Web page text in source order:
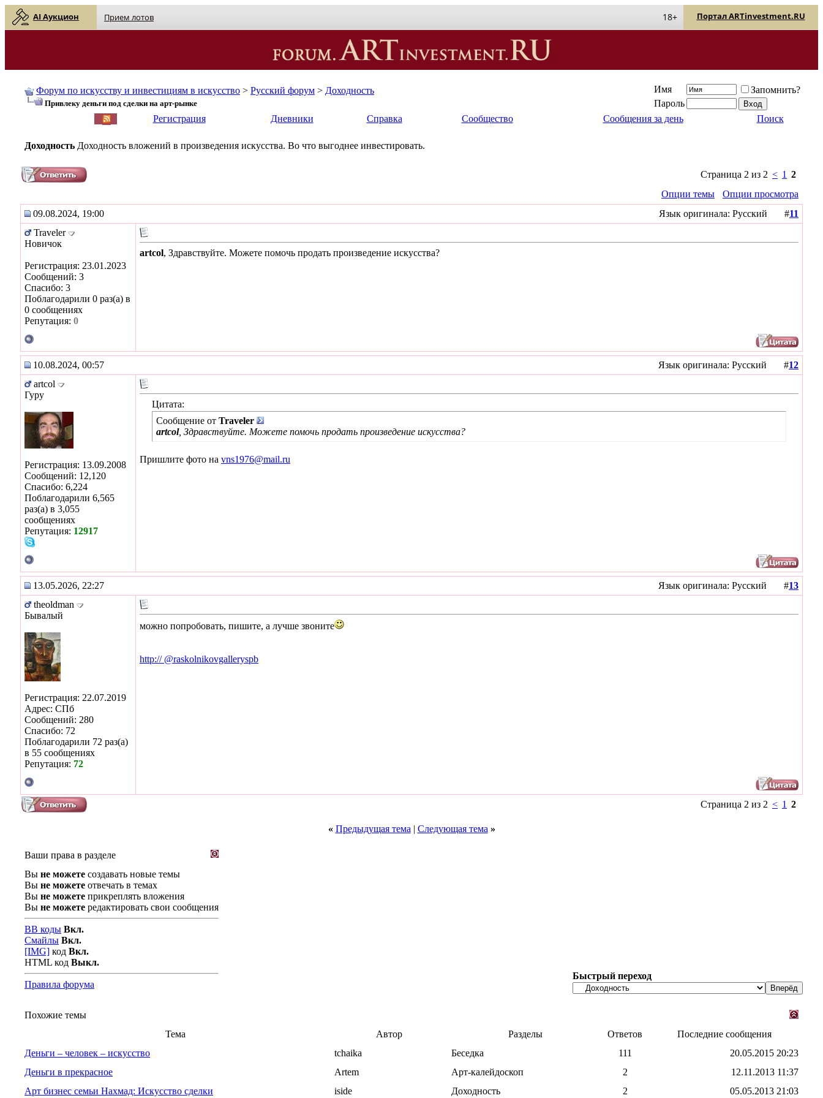
AI Аукцион Прием лотов Портал ARTinvestment.RU
18+
Форум по искусству и инвестициям в искусство > Русский форум > Доходность
Привлеку деньги под сделки на арт-рынке
Имя
Запомнить?
Пароль
Регистрация Дневники Справка Сообщество Сообщения за день Поиск
Доходность Доходность вложений в произведения искусства. Во что выгоднее инвестировать.
Страница 2 из 2 < 1 2
Опции темы
Опции просмотра
09.08.2024, 19:00
Язык оригинала: Русский #11
Traveler
Новичок
Регистрация: 23.01.2023
Сообщений: 3
Спасибо: 3
Поблагодарили 0 раз(а) в
0 сообщениях
Репутация: 0
artcol, Здравствуйте. Можете помочь продать произведение искусства?
10.08.2024, 00:57 Язык оригинала: Русский #12
artcol
Гуру
Регистрация: 13.09.2008
Сообщений: 12,120
Спасибо: 6,224
Поблагодарили 6,565
раз(а) в 3,055
сообщениях
Репутация: 12917
Цитата:
Сообщение от Traveler
artcol, Здравствуйте. Можете помочь продать произведение искусства?
Пришлите фото на vns1976@mail.ru
13.05.2026, 22:27 Язык оригинала: Русский #13
theoldman
Бывалый
Регистрация: 22.07.2019
Адрес: СПб
Сообщений: 280
Спасибо: 72
Поблагодарили 72 раз(а)
в 55 сообщениях
Репутация: 72
можно попробовать, пишите, а лучше звоните
http:// @raskolnikovgalleryspb
Страница 2 из 2 < 1 2
« Предыдущая тема | Следующая тема »
Ваши права в разделе
Вы не можете создавать новые темы
Вы не можете отвечать в темах
Вы не можете прикреплять вложения
Вы не можете редактировать свои сообщения
BB коды Вкл.
Смайлы Вкл.
[IMG] код Вкл.
HTML код Выкл.
Правила форума
Быстрый переход
Похожие темы
Тема
Автор Разделы Ответов
Последние сообщения
Деньги – человек – искусство
tchaika Беседка 111 20.05.2015 20:23
Деньги в прекрасное
Artem Арт-калейдоскоп 2 12.11.2013 11:37
Арт бизнес семьи Нахмад: Искусство сделки
iside Доходность 2 05.05.2013 21:03